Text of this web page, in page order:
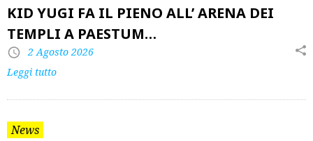
KID YUGI FA IL PIENO ALL’ ARENA DEI
TEMPLI A PAESTUM…
2 Agosto 2026
Leggi tutto
News